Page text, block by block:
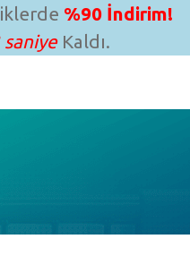
%90 İndirim!
saniyeKaldı.